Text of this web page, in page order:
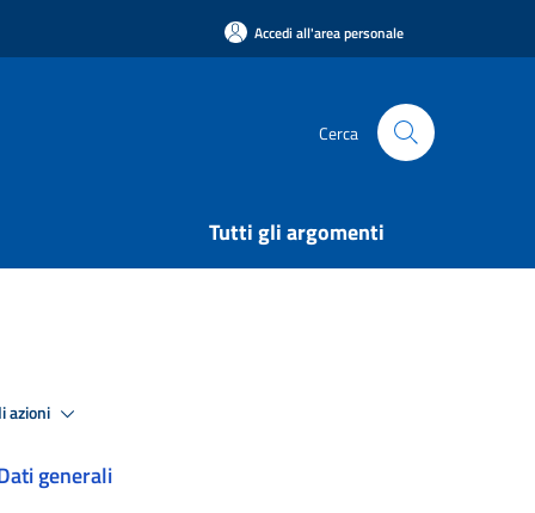
Accedi all'area personale
Cerca
Tutti gli argomenti
azioni
generali